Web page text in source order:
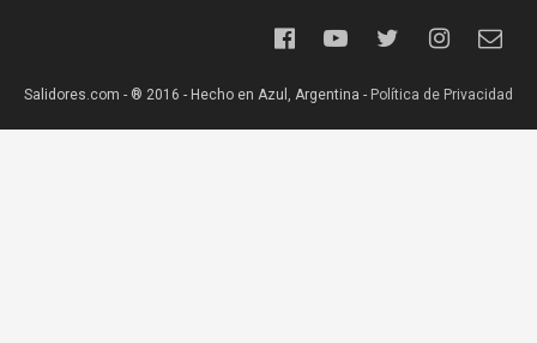
Salidores.com - ® 2016 - Hecho en Azul, Argentina - Política de Privacidad